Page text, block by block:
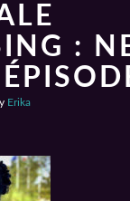
:
Erika